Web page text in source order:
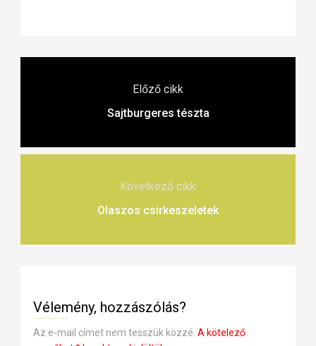
Előző cikk
Sajtburgeres tészta
Következő cikk
Olaszos csirkeszeletek
Vélemény, hozzászólás?
Az e-mail címet nem tesszük közzé. A kötelező